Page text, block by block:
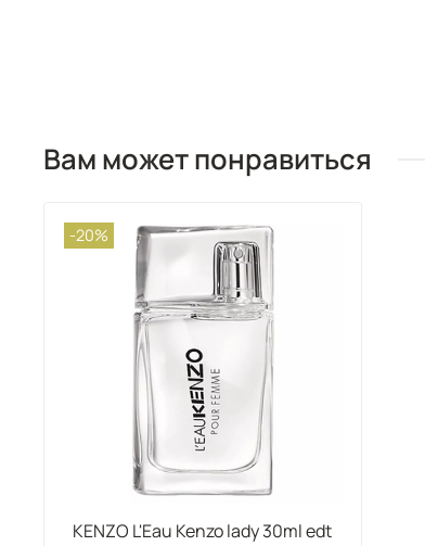
Вам может понравиться
-20%
KENZO L'Eau Kenzo lady 30ml edt